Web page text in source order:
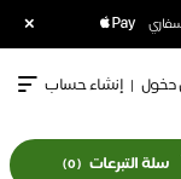
| إنشاء حساب
التبرعات (
0
)